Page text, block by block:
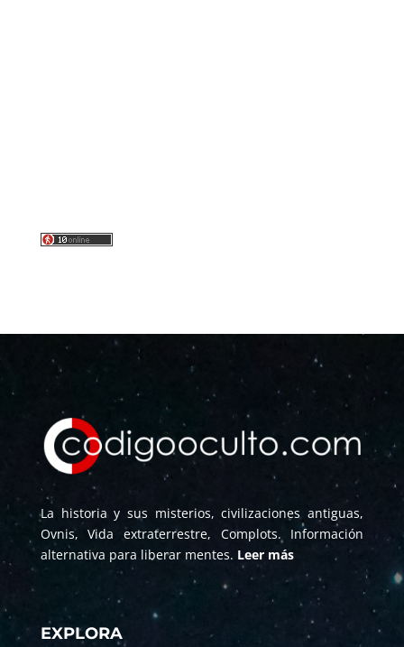
La historia y sus misterios, civilizaciones antiguas,
Ovnis, Vida extraterrestre, Complots. Información
alternativa para liberar mentes. Leer más
EXPLORA